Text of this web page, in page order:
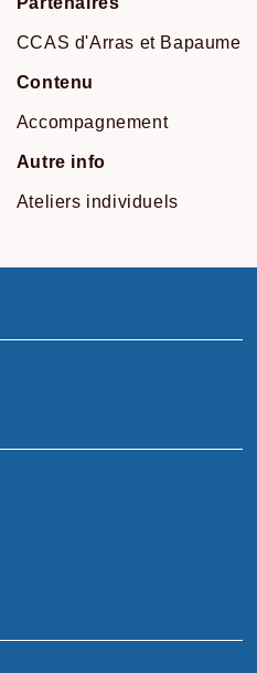
CCAS d'Arras et Bapaume
Contenu
Accompagnement
Autre info
Ateliers individuels